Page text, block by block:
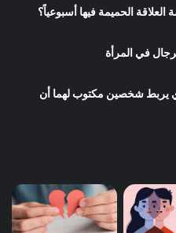
الحميمة فيها أسبوعياً؟
يربط شخصين مكتوب لهما أن